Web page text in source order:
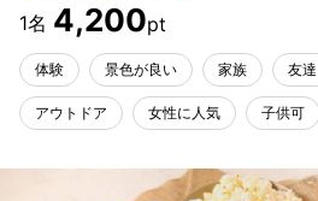
4,200
体験 景色が良い 家族 友達
アウトドア 女性に人気 子供可